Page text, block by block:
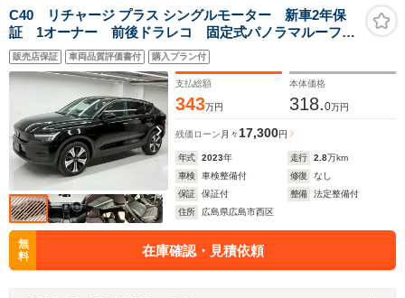
C40 リチャージ プラス シングルモーター 新車2年保
証 1オーナー 前後ドラレコ 固定式パノラマルーフ
黒ハーフレザー 充電ケーブル Harman/Kardon 純正
19AW ハンドルヒーター シートヒーター ワイヤレス
充電 360°カメラ
販売店保証 車両品質評価書付 購入プラン付
支払総額
343万円
本体価格
318.0万円
残価ローン 月々17,300円
年式 2023年 走行 2.8万km
車検
車検整備付 修復
なし
保証
保証付 整備
法定整備付
住所
広島県広島市西区
無
料
在庫確認・見積依頼